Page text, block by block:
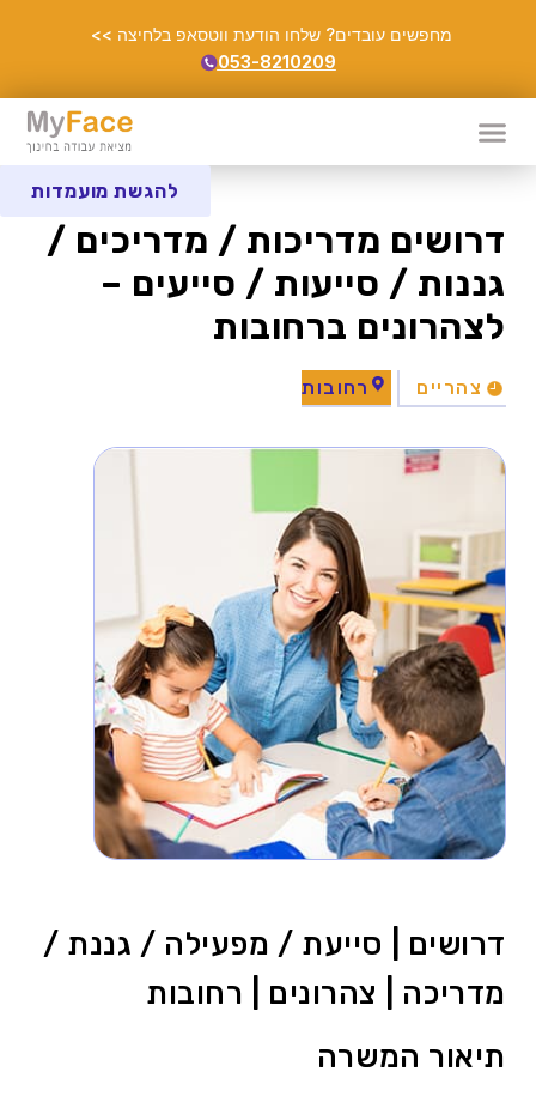
מחפשים עובדים? שלחו הודעת ווטסאפ בלחיצה >>
053-8210209
דרושים מדריכות / מדריכים /
גננות / סייעות / סייעים –
לצהרונים ברחובות
צהריים רחובות
להגשת מועמדות
דרושים | סייעת / מפעילה / גננת /
מדריכה | צהרונים | רחובות
תיאור המשרה